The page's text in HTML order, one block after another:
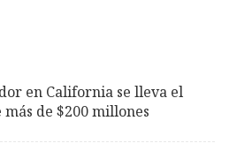
en California se lleva el
de $200 millones